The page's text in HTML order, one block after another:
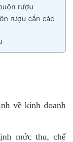
rượu
rượu cần các
về kinh doanh
mức thu, chế